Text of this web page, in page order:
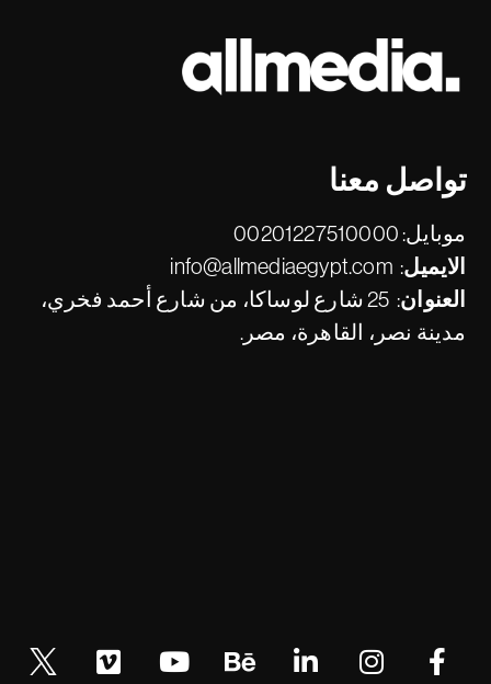
تواصل معنا
موبايل: 00201227510000
الايميل: info@allmediaegypt.com
العنوان:
مدينة نصر، القاهرة، مصر.